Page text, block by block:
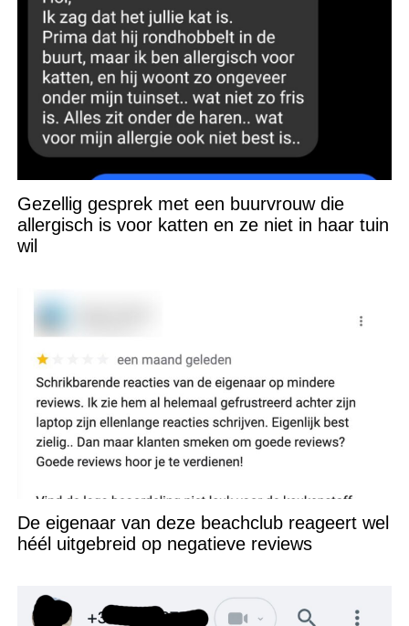
Gezellig gesprek met een buurvrouw die
allergisch is voor katten en ze niet in haar tuin
wil
De eigenaar van deze beachclub reageert wel
héél uitgebreid op negatieve reviews